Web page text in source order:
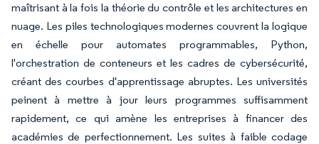
maîtrisant à la fois la théorie du contrôle et les architectures en
nuage. Les piles technologiques modernes couvrent la logique
en échelle pour automates programmables, Python,
l'orchestration de conteneurs et les cadres de cybersécurité,
créant des courbes d'apprentissage abruptes. Les universités
peinent à mettre à jour leurs programmes suffisamment
rapidement, ce qui amène les entreprises à financer des
académies de perfectionnement. Les suites à faible codage